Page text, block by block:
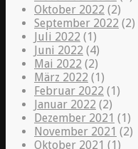
Oktober 2022 (2)
September 2022 (2)
Juli 2022 (1)
Juni 2022 (4)
Mai 2022 (2)
März 2022 (1)
Februar 2022 (1)
Januar 2022 (2)
Dezember 2021 (1)
November 2021 (2)
Oktober 2021 (1)